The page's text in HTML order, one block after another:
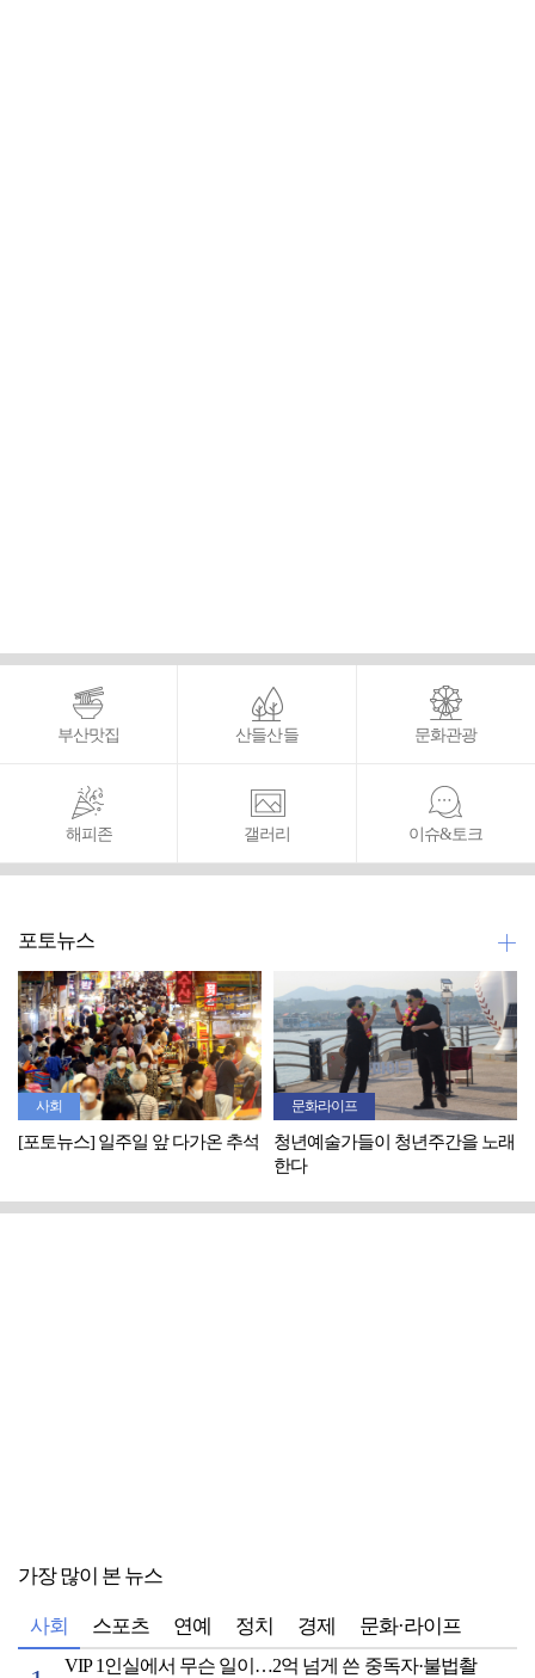
부산맛집 산들산들 문화관광
해피존 갤러리 이슈&토크
포토뉴스
사회
[포토뉴스] 일주일 앞 다가온 추석
문화라이프
청년예술가들이 청년주간을 노래
한다
가장 많이 본 뉴스
사회 스포츠 연예 정치 경제 문화·라이프
VIP 1인실에서 무슨 일이…2억 넘게 쓴 중독자·불법촬